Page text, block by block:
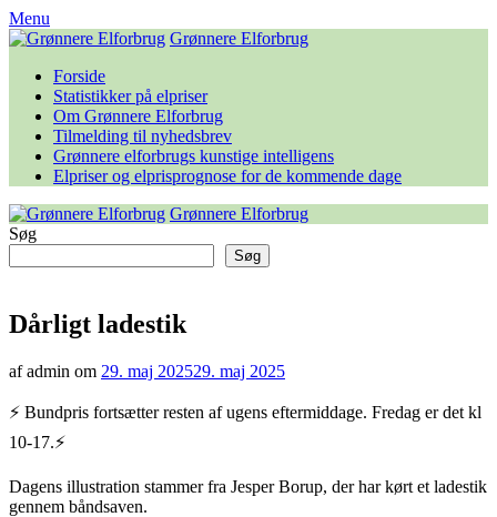
Skip
to
Menu
Grønnere Elforbrug
Forside
Statistikker på elpriser
Om Grønnere Elforbrug
Tilmelding til nyhedsbrev
Grønnere elforbrugs kunstige intelligens
Elpriser og elprisprognose for de kommende dage
Grønnere Elforbrug
Søg
Søg
Dårligt ladestik
af admin om 29. maj 202529. maj 2025
⚡️ Bundpris fortsætter resten af ugens eftermiddage. Fredag er det kl
10-17.⚡️
Dagens illustration stammer fra Jesper Borup, der har kørt et ladestik
gennem båndsaven.